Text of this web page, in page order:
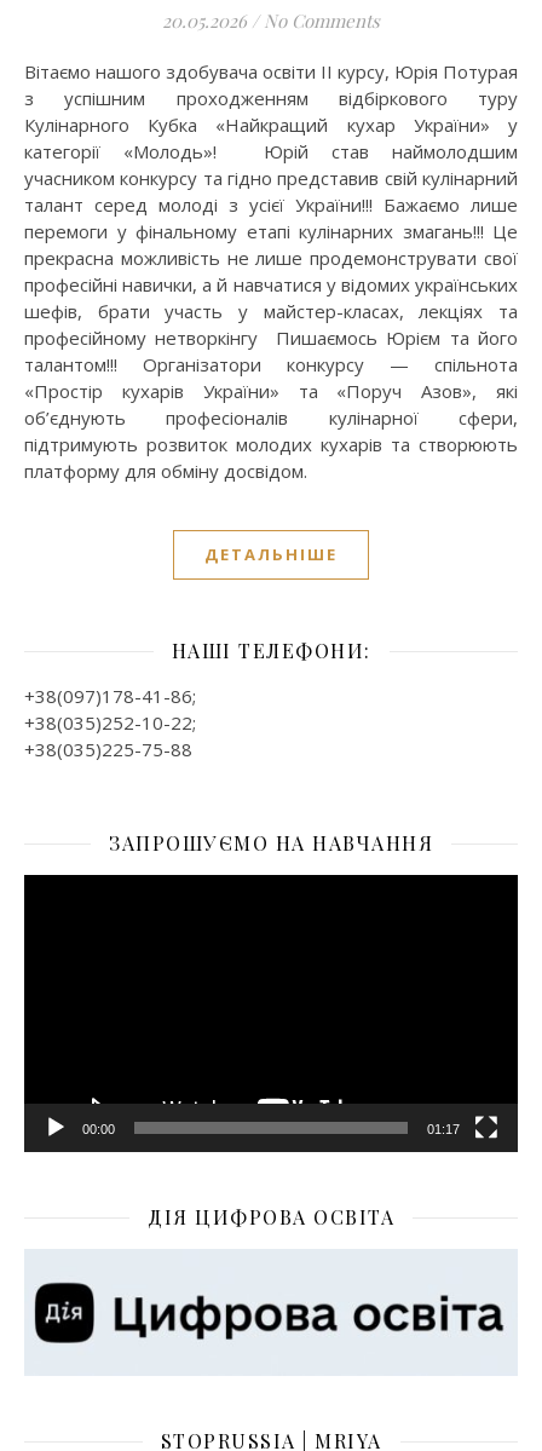
20.05.2026 / No Comments
Вітаємо нашого здобувача освіти ІІ курсу, Юрія Потурая
з успішним проходженням відбіркового туру
Кулінарного Кубка «Найкращий кухар України» у
категорії «Молодь»! Юрій став наймолодшим
учасником конкурсу та гідно представив свій кулінарний
талант серед молоді з усієї України!!! Бажаємо лише
перемоги у фінальному етапі кулінарних змагань!!! Це
прекрасна можливість не лише продемонструвати свої
професійні навички, а й навчатися у відомих українських
шефів, брати участь у майстер-класах, лекціях та
професійному нетворкінгу Пишаємось Юрієм та його
талантом!!! Організатори конкурсу — спільнота
«Простір кухарів України» та «Поруч Азов», які
об’єднують професіоналів кулінарної сфери,
підтримують розвиток молодих кухарів та створюють
платформу для обміну досвідом.
ДЕТАЛЬНІШЕ
НАШІ ТЕЛЕФОНИ:
+38(097)178-41-86;
+38(035)252-10-22;
+38(035)225-75-88
ЗАПРОШУЄМО НА НАВЧАННЯ
Відеопрогравач
00:00 01:17
ДІЯ ЦИФРОВА ОСВІТА
STOPRUSSIA | MRIYA